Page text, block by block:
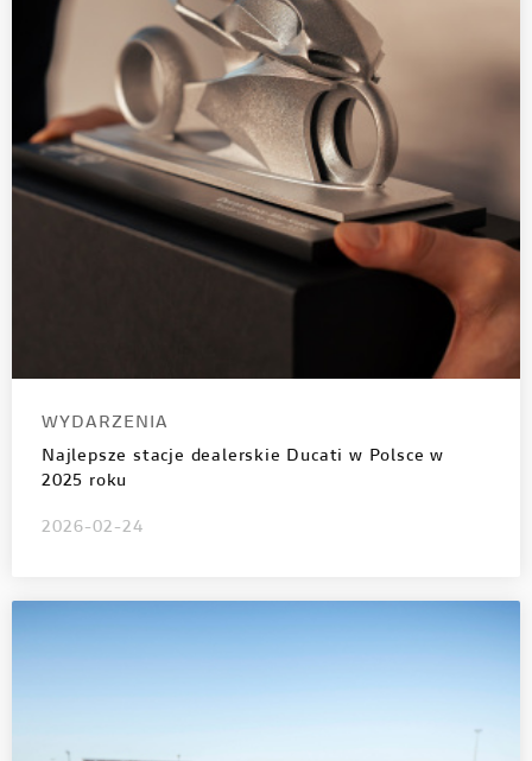
WYDARZENIA
Najlepsze stacje dealerskie Ducati w Polsce w
2025 roku
2026-02-24